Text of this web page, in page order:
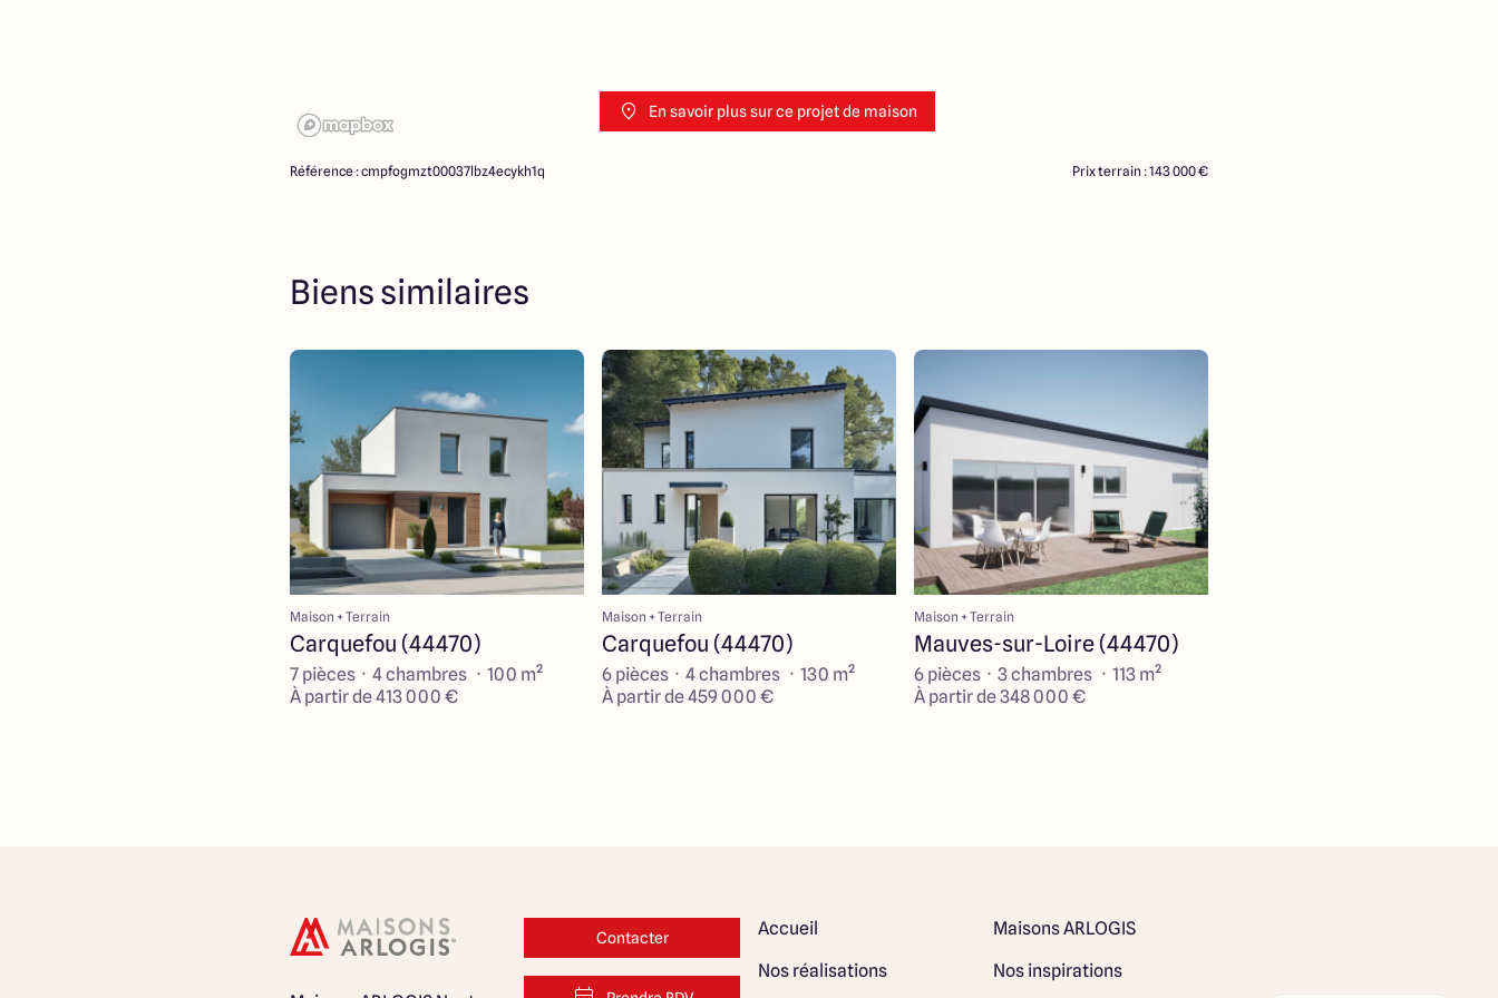
En savoir plus sur ce projet de maison
Référence : cmpfogmzt00037lbz4ecykh1q Prix terrain : 143 000 €
Biens similaires
Maison + Terrain
Carquefou (44470)
7 pièces · 4 chambres · 100 m²
À partir de 413 000 €
Maison + Terrain
Carquefou (44470)
6 pièces · 4 chambres · 130 m²
À partir de 459 000 €
Maison + Terrain
Mauves-sur-Loire (44470)
6 pièces · 3 chambres · 113 m²
À partir de 348 000 €
Contacter Accueil
Maisons ARLOGIS
Nos réalisations
Nos inspirations